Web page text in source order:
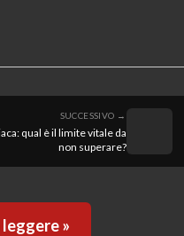
SUCCESSIVO →
qual è il limite vitale da
non superare?
»